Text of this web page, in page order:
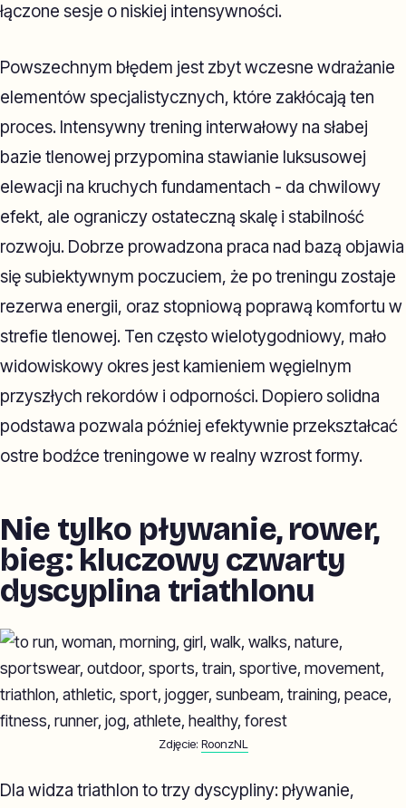
łączone sesje o niskiej intensywności.
Powszechnym błędem jest zbyt wczesne wdrażanie
elementów specjalistycznych, które zakłócają ten
proces. Intensywny trening interwałowy na słabej
bazie tlenowej przypomina stawianie luksusowej
elewacji na kruchych fundamentach - da chwilowy
efekt, ale ograniczy ostateczną skalę i stabilność
rozwoju. Dobrze prowadzona praca nad bazą objawia
się subiektywnym poczuciem, że po treningu zostaje
rezerwa energii, oraz stopniową poprawą komfortu w
strefie tlenowej. Ten często wielotygodniowy, mało
widowiskowy okres jest kamieniem węgielnym
przyszłych rekordów i odporności. Dopiero solidna
podstawa pozwala później efektywnie przekształcać
ostre bodźce treningowe w realny wzrost formy.
Nie tylko pływanie, rower,
bieg: kluczowy czwarty
dyscyplina triathlonu
Zdjęcie: RoonzNL
Dla widza triathlon to trzy dyscypliny: pływanie,